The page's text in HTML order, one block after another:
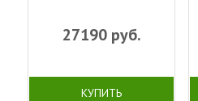
27190руб.
КУПИТЬ